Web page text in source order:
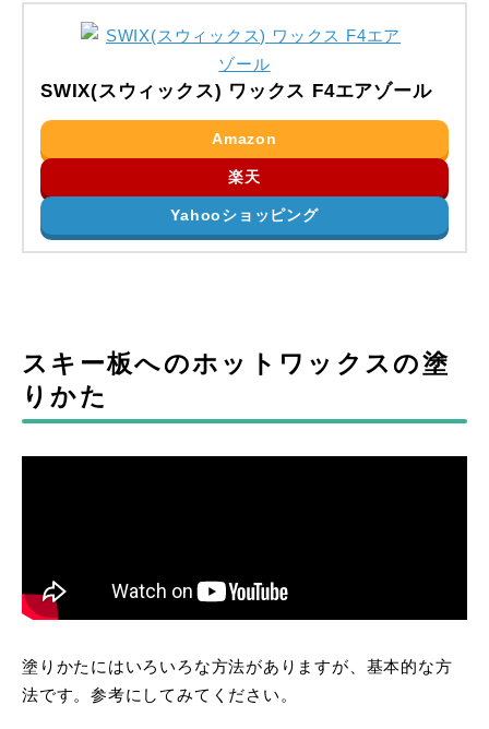
SWIX(スウィックス) ワックス F4エアゾール
Amazon
楽天
Yahooショッピング
スキー板へのホットワックスの塗
りかた
塗りかたにはいろいろな方法がありますが、基本的な方
法です。参考にしてみてください。